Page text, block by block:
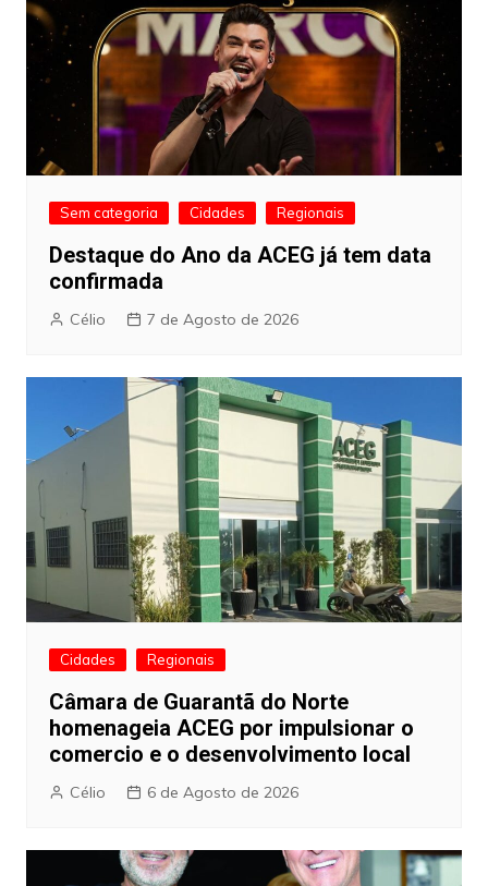
Sem categoria Cidades Regionais
Destaque do Ano da ACEG já tem data
confirmada
Célio 7 de Agosto de 2026
Cidades Regionais
Câmara de Guarantã do Norte
homenageia ACEG por impulsionar o
comercio e o desenvolvimento local
Célio 6 de Agosto de 2026